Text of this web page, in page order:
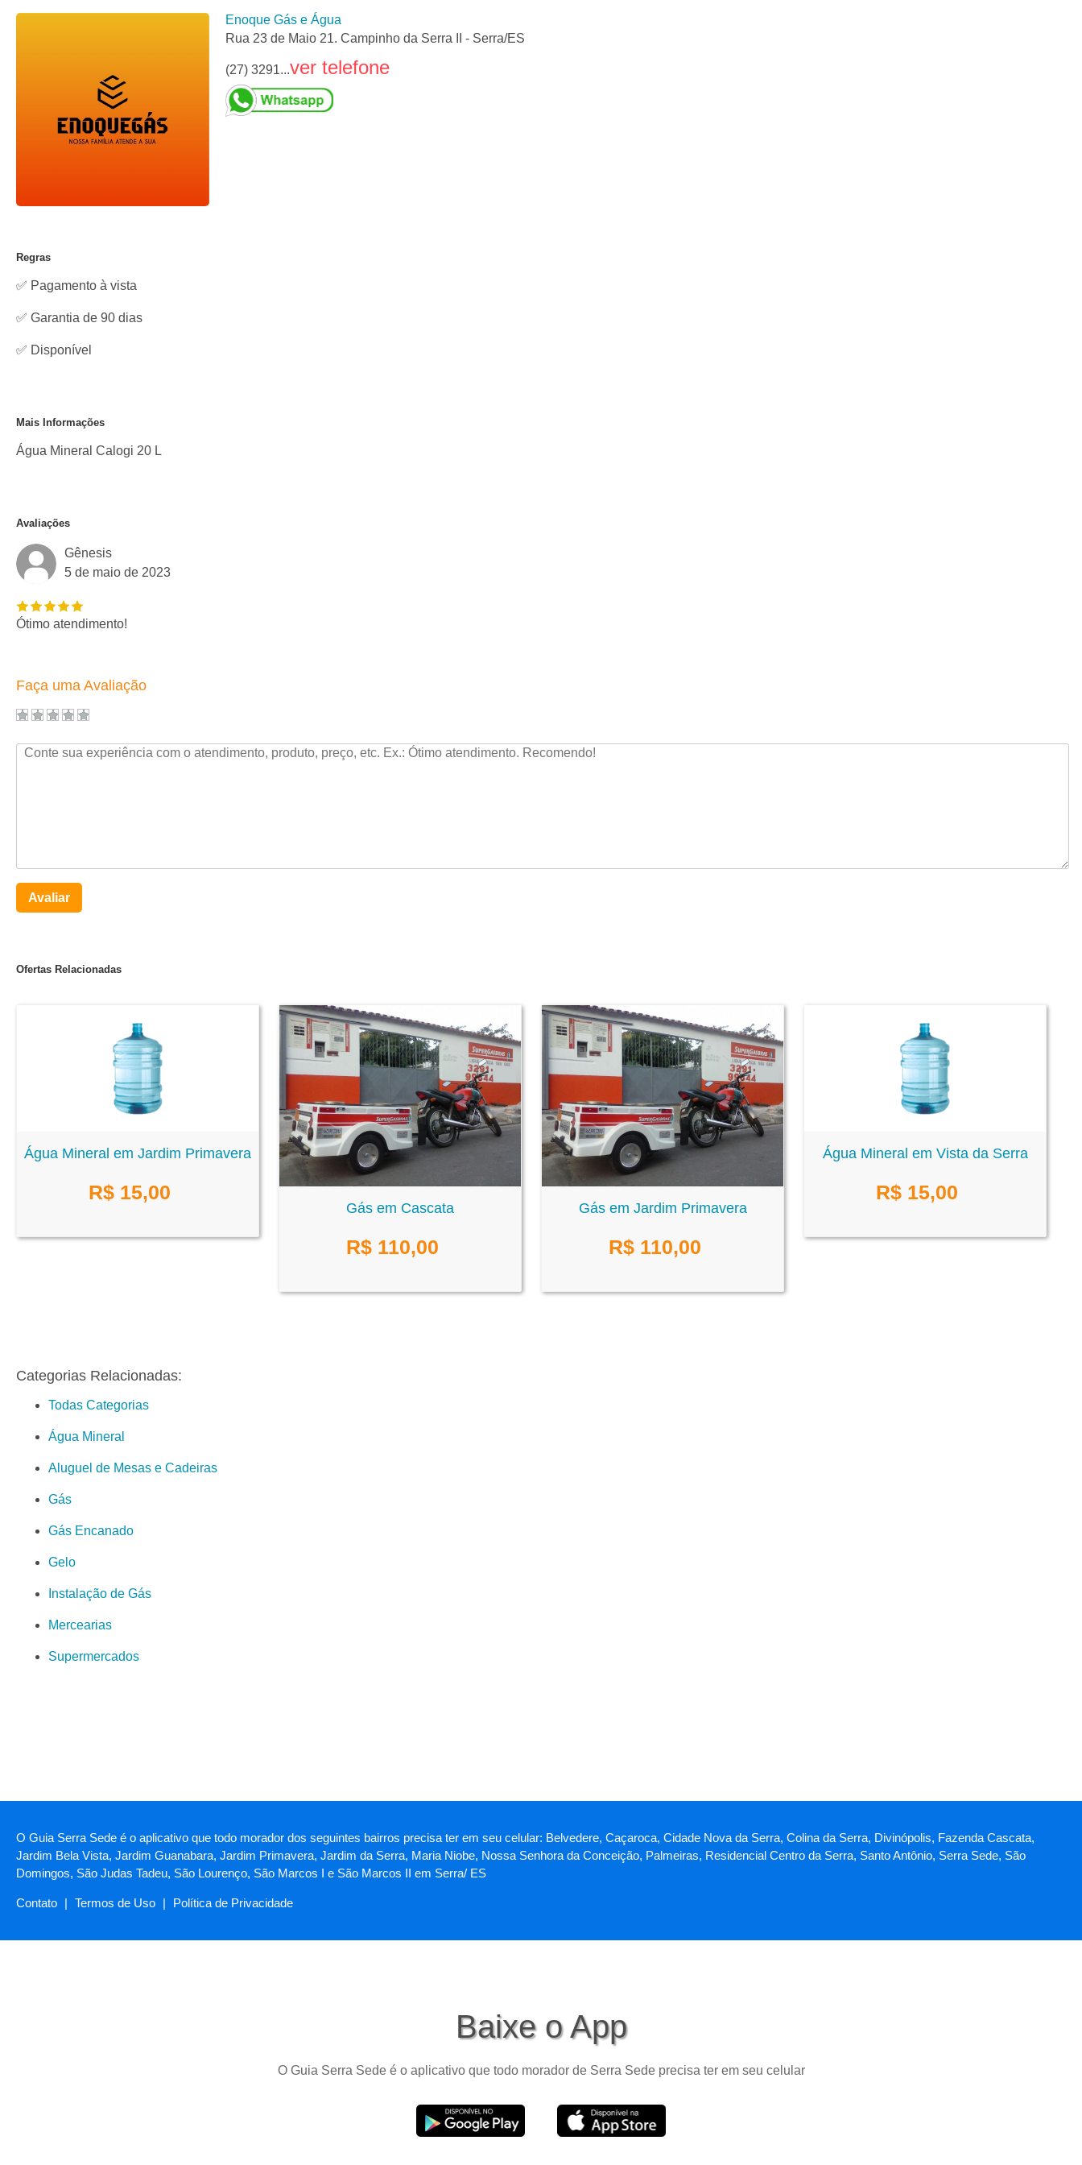
Enoque Gás e Água
Rua 23 de Maio 21. Campinho da Serra II - Serra/ES
(27) 3291...ver telefone
Regras
✅ Pagamento à vista
✅ Garantia de 90 dias
✅ Disponível
Mais Informações
Água Mineral Calogi 20 L
Avaliações
Gênesis
5 de maio de 2023
Ótimo atendimento!
Faça uma Avaliação
Avaliar
Ofertas Relacionadas
Água Mineral em Jardim Primavera
R$ 15,00
Gás em Cascata
R$ 110,00
Gás em Jardim Primavera
R$ 110,00
Água Mineral em Vista da Serra
R$ 15,00
Categorias Relacionadas:
Todas Categorias
Água Mineral
Aluguel de Mesas e Cadeiras
Gás
Gás Encanado
Gelo
Instalação de Gás
Mercearias
Supermercados
O Guia Serra Sede é o aplicativo que todo morador dos seguintes bairros precisa ter em seu celular: Belvedere, Caçaroca, Cidade Nova da Serra, Colina da Serra, Divinópolis, Fazenda Cascata,
Jardim Bela Vista, Jardim Guanabara, Jardim Primavera, Jardim da Serra, Maria Niobe, Nossa Senhora da Conceição, Palmeiras, Residencial Centro da Serra, Santo Antônio, Serra Sede, São
Domingos, São Judas Tadeu, São Lourenço, São Marcos I e São Marcos II em Serra/ ES
Contato | Termos de Uso | Política de Privacidade
Baixe o App
O Guia Serra Sede é o aplicativo que todo morador de Serra Sede precisa ter em seu celular